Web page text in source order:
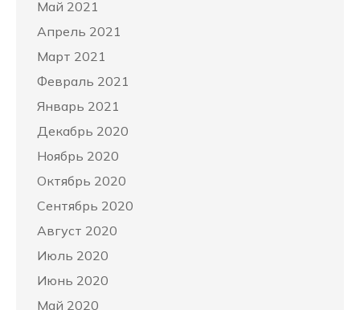
Май 2021
Апрель 2021
Март 2021
Февраль 2021
Январь 2021
Декабрь 2020
Ноябрь 2020
Октябрь 2020
Сентябрь 2020
Август 2020
Июль 2020
Июнь 2020
Май 2020